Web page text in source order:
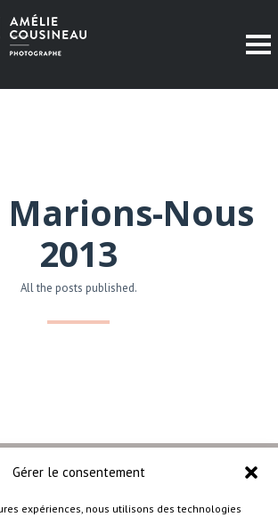
Gérer le consentement
expériences, nous utilisons des technologies
Marions-Nous
2013
All the posts published.